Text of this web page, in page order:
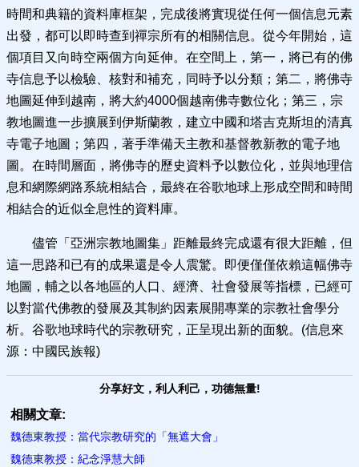
時間和典籍的資料庫框架，完成後將實現從任何一個信息元素
出發，都可以即時查到禪宗所有的相關信息。從今年開始，這
個項目又向時空兩個方向延伸。在空間上，第一，將已有的佛
寺信息予以檢驗、核對和補充，同時予以分類；第二，將佛寺
地圖延伸到越南，將大約4000個越南佛寺數位化；第三，宗
教地圖進一步擴展到伊斯蘭教，建立中國和塔吉克斯坦的清真
寺電子地圖；第四，著手準備天主教和基督教新教的電子地
圖。在時間層面，將佛寺的歷史資料予以數位化，並與地理信
息和網際網路系統相結合，最終在谷歌地球上形成空間和時間
相結合的近似全息性的資料庫。
儘管「亞洲宗教地圖集」距離最終完成還有很大距離，但
這一思路和已有的成果還是令人震驚。即便僅僅依賴這幅佛寺
地圖，輔之以各地區的人口、經濟、社會發展等指標，已經可
以對當代佛教的發展及其制約因素展開專業的宗教社會學分
析。谷歌地球時代的宗教研究，正呈現出新的面貌。(信息來
源：中國民族報)
分享好文，利人利己，功德無量!
相關文章:
魏德東教授：當代宗教研究的「無遮大會」
魏德東教授：紀念淨慧大師